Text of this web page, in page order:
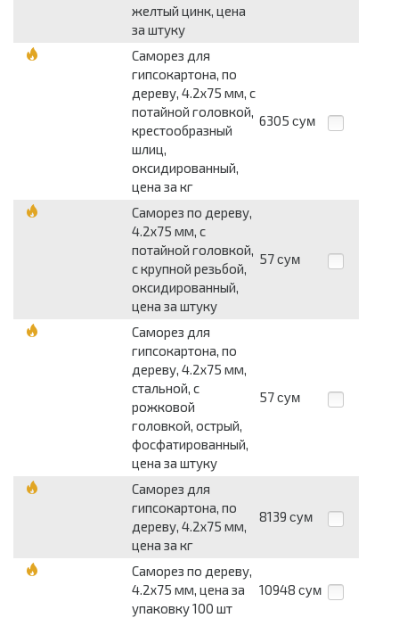
желтый цинк, цена
за штуку
Саморез для
гипсокартона, по
дереву, 4.2х75 мм, с
потайной головкой,
крестообразный
шлиц,
оксидированный,
цена за кг
6305 сум
Саморез по дереву,
4.2х75 мм, с
потайной головкой,
с крупной резьбой,
оксидированный,
цена за штуку
57 сум
Саморез для
гипсокартона, по
дереву, 4.2х75 мм,
стальной, с
рожковой
головкой, острый,
фосфатированный,
цена за штуку
57 сум
Саморез для
гипсокартона, по
дереву, 4.2х75 мм,
цена за кг
8139 сум
Саморез по дереву,
4.2х75 мм, цена за
упаковку 100 шт
10948 сум